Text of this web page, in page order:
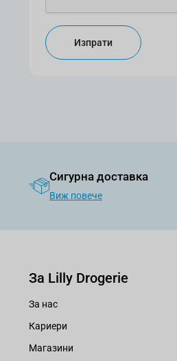
Изпрати
Сигурна доставка
Виж повече
За Lilly Drogerie
За нас
Кариери
Магазини